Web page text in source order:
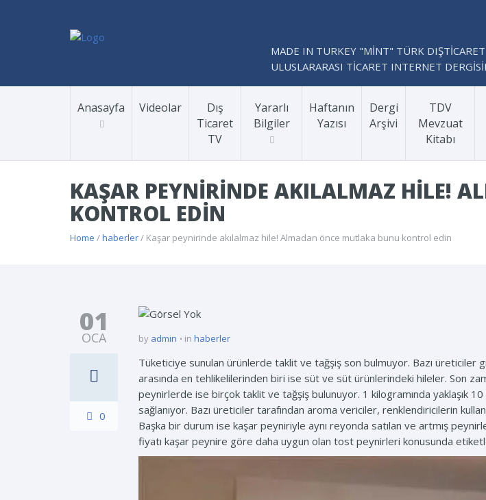
MADE IN TURKEY "MİNT" TÜRK
ULUSLARARASI TİCARET INTERNET
Anasayfa Videolar
Dış
Ticaret
TV
Yararlı
Bilgiler
Haftanın
Yazısı
Dergi
Arşivi
TDV
Mevzuat
Kitabı
KAŞAR PEYNIRINDE AKILALMAZ HILE!
KONTROL EDIN
Home /haberler/ Kaşar peynirinde akılalmaz hile! Almadan önce mutlaka bunu kontrol edin
01
OCA
0
by admin in haberler
Tüketiciye sunulan ürünlerde taklit ve tağşiş son bulmuyor. Bazı üreticiler
arasında en tehlikelilerinden biri ise süt ve süt ürünlerindeki hileler. Son
peynirlerde ise birçok taklit ve tağşiş bulunuyor. 1 kilogramında yaklaşık
sağlanıyor. Bazı üreticiler tarafından aroma vericiler, renklendiricilerin
Başka bir durum ise kaşar peyniriyle aynı reyonda satılan ve artmış
fiyatı kaşar peynire göre daha uygun olan tost peynirleri konusunda